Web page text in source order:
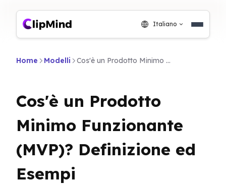
Italiano
Home Modelli Cos'è un Prodotto Minimo Funzionante (MVP)? Definizione ed Esempi
Cos'è un Prodotto
Minimo Funzionante
(MVP)? Definizione ed
Esempi